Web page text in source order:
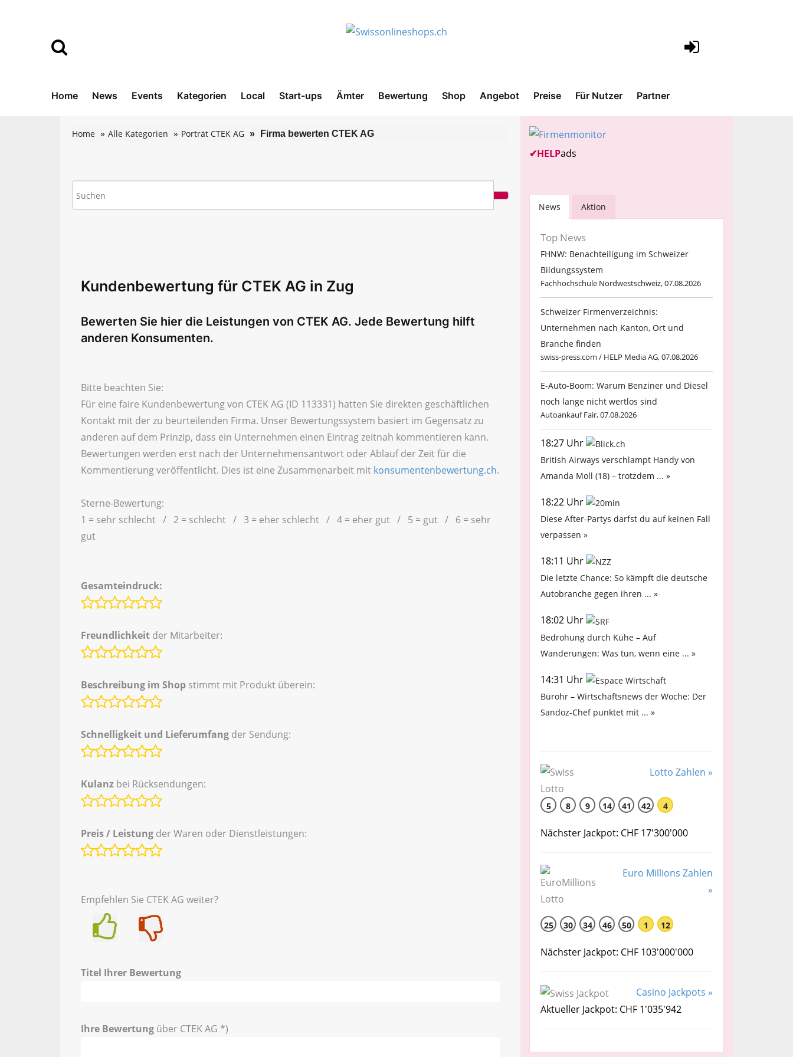
Home News Events Kategorien Local Start-ups Ämter Bewertung Shop Angebot Preise Für Nutzer Partner
Home Alle Kategorien Porträt CTEK AG Firma bewerten CTEK AG
Kundenbewertung für CTEK AG in Zug
Bewerten Sie hier die Leistungen von CTEK AG. Jede Bewertung hilft
anderen Konsumenten.
Bitte beachten Sie:
Für eine faire Kundenbewertung von CTEK AG (ID 113331) hatten Sie direkten geschäftlichen
Kontakt mit der zu beurteilenden Firma. Unser Bewertungssystem basiert im Gegensatz zu
anderen auf dem Prinzip, dass ein Unternehmen einen Eintrag zeitnah kommentieren kann.
Bewertungen werden erst nach der Unternehmensantwort oder Ablauf der Zeit für die
Kommentierung veröffentlicht. Dies ist eine Zusammenarbeit mit konsumentenbewertung.ch.
Sterne-Bewertung:
1 = sehr schlecht / 2 = schlecht / 3 = eher schlecht / 4 = eher gut / 5 = gut / 6 = sehr
gut
Gesamteindruck:
Freundlichkeit der Mitarbeiter:
Beschreibung im Shop stimmt mit Produkt überein:
Schnelligkeit und Lieferumfang der Sendung:
Kulanz bei Rücksendungen:
Preis / Leistung der Waren oder Dienstleistungen:
Empfehlen Sie CTEK AG weiter?
Titel Ihrer Bewertung
Ihre Bewertung über CTEK AG *)
✔HELPads
News Aktion
Top News
FHNW: Benachteiligung im Schweizer
Bildungssystem
Fachhochschule Nordwestschweiz, 07.08.2026
Schweizer Firmenverzeichnis:
Unternehmen nach Kanton, Ort und
Branche finden
swiss-press.com / HELP Media AG, 07.08.2026
E-Auto-Boom: Warum Benziner und Diesel
noch lange nicht wertlos sind
Autoankauf Fair, 07.08.2026
18:27 Uhr
British Airways verschlampt Handy von
Amanda Moll (18) – trotzdem ... »
18:22 Uhr
Diese After-Partys darfst du auf keinen Fall
verpassen »
18:11 Uhr
Die letzte Chance: So kämpft die deutsche
Autobranche gegen ihren ... »
18:02 Uhr
Bedrohung durch Kühe – Auf
Wanderungen: Was tun, wenn eine ... »
14:31 Uhr
Bürohr – Wirtschaftsnews der Woche: Der
Sandoz-Chef punktet mit ... »
Lotto Zahlen »
5 8 9 14 41 42 4
Nächster Jackpot: CHF 17'300'000
Euro Millions Zahlen
»
25 30 34 46 50 1 12
Nächster Jackpot: CHF 103'000'000
Casino Jackpots »
Aktueller Jackpot: CHF 1'035'942